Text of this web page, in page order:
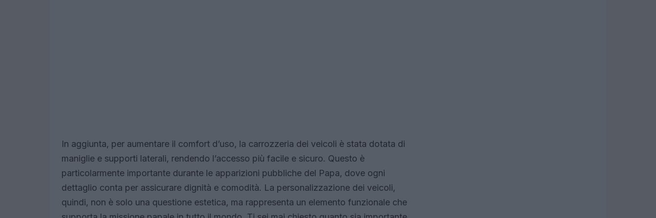
In aggiunta, per aumentare il comfort d’uso, la carrozzeria dei veicoli è stata dotata di
maniglie e supporti laterali, rendendo l’accesso più facile e sicuro. Questo è
particolarmente importante durante le apparizioni pubbliche del Papa, dove ogni
dettaglio conta per assicurare dignità e comodità. La personalizzazione dei veicoli,
quindi, non è solo una questione estetica, ma rappresenta un elemento funzionale che